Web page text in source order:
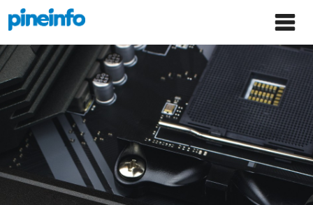
콘텐츠로
건너뛰기
Main
Menu
파인인포 홈으로 이동